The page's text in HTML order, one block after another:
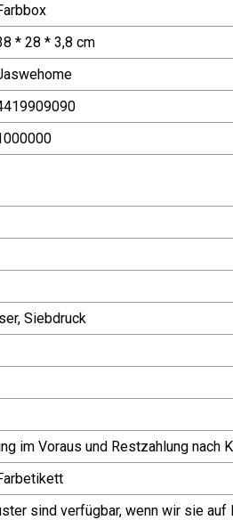
* 28 * 3,8 cm
Siebdruck
im Voraus und Restzahlung
sind verfügbar, wenn wir sie